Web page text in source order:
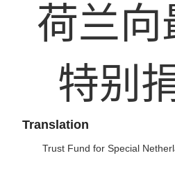
荷兰向
特别
Translation
Trust Fund for Special